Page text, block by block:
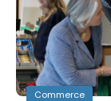
Commerce